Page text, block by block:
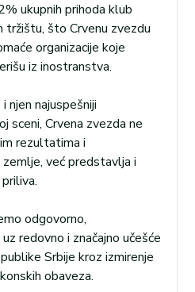
ukupnih prihoda klub
tržištu, što Crvenu zvezdu
organizacije koje
iz inostranstva.
njen najuspešniji
sceni, Crvena zvezda ne
rezultatima i
već predstavlja i
odgovorno,
redovno i značajno učešće
Srbije kroz izmirenje
obaveza.